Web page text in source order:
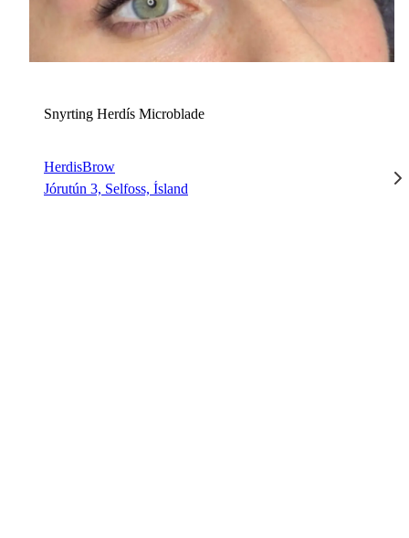
Snyrting Herdís Microblade
HerdisBrow
Jórutún 3, Selfoss, Ísland